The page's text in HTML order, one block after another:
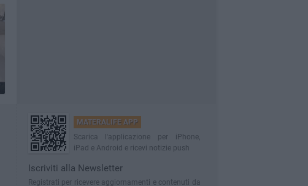
MATERALIFE APP
Scarica l'applicazione per iPhone,
iPad e Android e ricevi notizie push
Iscriviti alla Newsletter
Registrati per ricevere aggiornamenti e contenuti da